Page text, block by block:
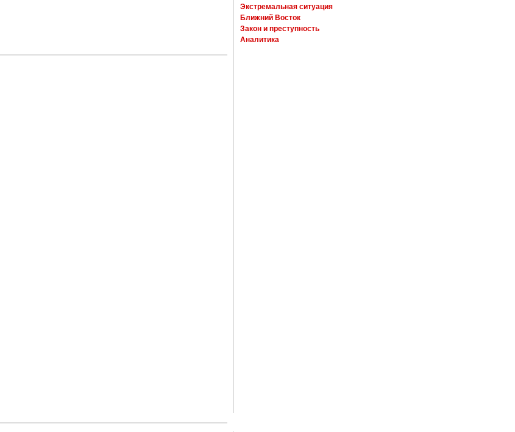
Экстремальная ситуация
Ближний Восток
Закон и преступность
Аналитика